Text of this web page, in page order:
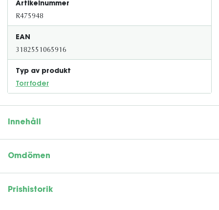
Artikelnummer
R475948
EAN
3182551065916
Typ av produkt
Torrfoder
Innehåll
Omdömen
Prishistorik